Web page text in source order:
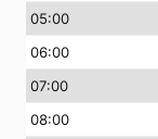
05:00
06:00
07:00
08:00